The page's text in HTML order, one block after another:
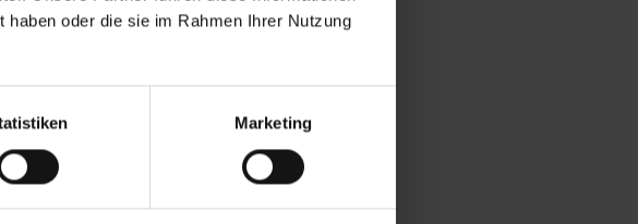
oder die sie im Rahmen Ihrer Nutzung
Marketing